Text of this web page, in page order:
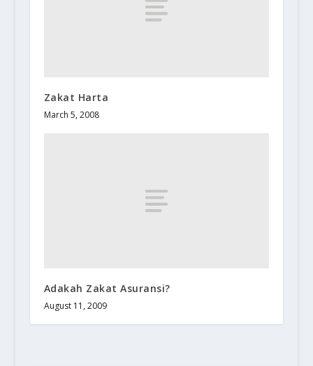
Zakat Harta
March 5, 2008
Adakah Zakat Asuransi?
August 11, 2009